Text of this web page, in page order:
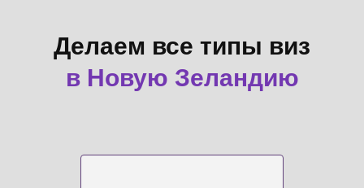
Делаем все типы виз
в Новую Зеландию